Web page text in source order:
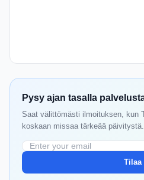
Pysy ajan tasalla
Saat välittömästi ilmoituksen, kun
koskaan missaa tärkeää päivitystä.
Tilaa